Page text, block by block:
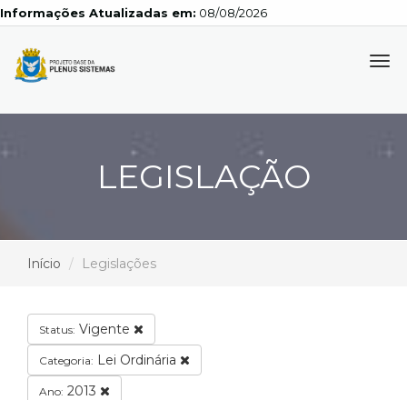
Atualizadas em: 08/08/2026
LEGISLAÇÃO
Início Legislações
Status: Vigente
Categoria: Lei Ordinária
Ano: 2013